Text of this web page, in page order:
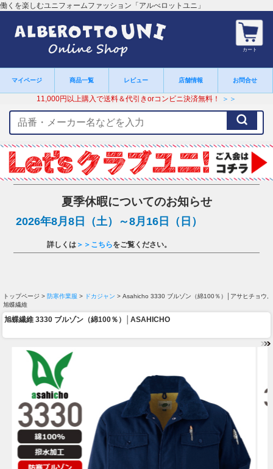
働くを楽しむユニフォームファッション「アルべロットユニ」
カート
マイページ 商品一覧 レビュー 店舗情報 お問合せ
11,000円以上購入で送料＆代引きorコンビニ決済無料！ ＞＞
ー
ワ
ー
ド
夏季休暇についてのお知らせ
2026年8月8日（土）～8月16日（日）
詳しくは ＞＞こちらをご覧ください。
トップページ > 防寒作業服 > ドカジャン > Asahicho 3330 ブルゾン（綿100％）│アサヒチョウ,
旭蝶繊維
旭蝶繊維 3330 ブルゾン（綿100％）│ASAHICHO